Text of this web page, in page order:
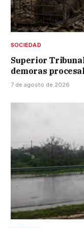
SOCIEDAD
Superior
demoras
7 de agosto de 2026